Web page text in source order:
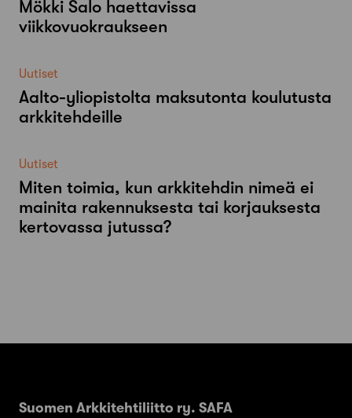
Mökki Salo haettavissa
viikkovuokraukseen
Uutiset
Aalto-​yliopistolta maksutonta koulutusta
arkkitehdeille
Uutiset
Miten toimia, kun arkkitehdin nimeä ei
mainita rakennuksesta tai korjauksesta
kertovassa jutussa?
Suomen Arkkitehtiliitto ry. SAFA